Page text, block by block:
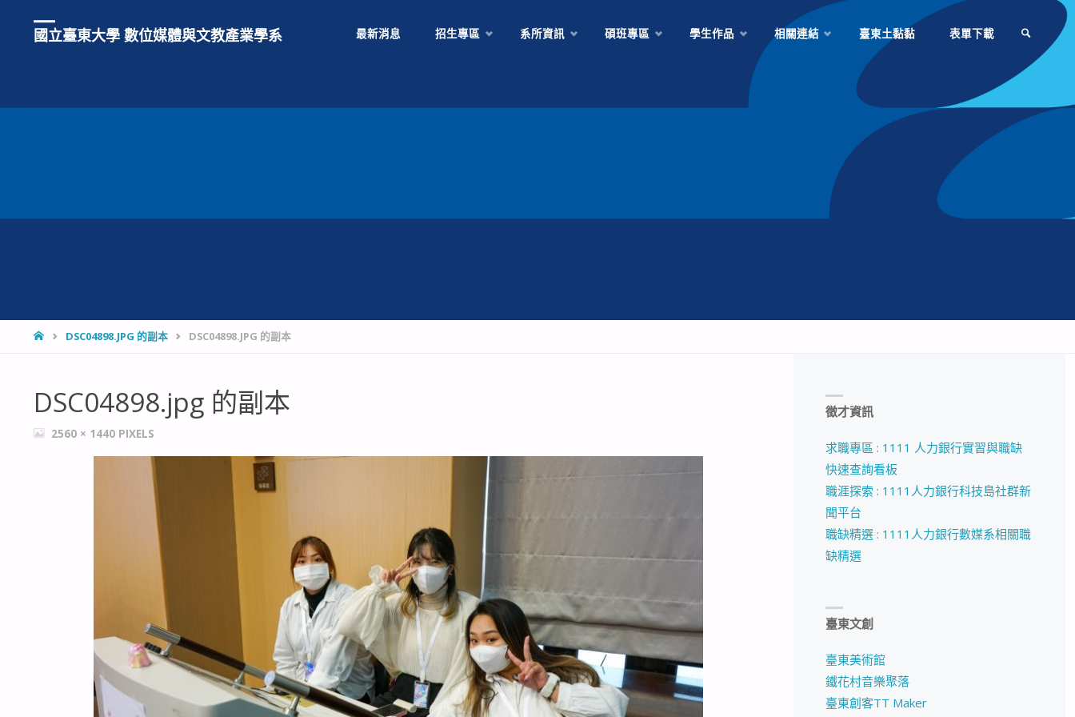
國立臺東大學 數位媒體與文教產業學系 最新消息 招生專區 系所資訊 碩班專區 學生作品 相關連結 臺東土黏黏 表單下載
HOMEDSC04898.JPG 的副本 DSC04898.JPG 的副本
DSC04898.jpg 的副本
FULL2560 × 1440 PIXELS
徵才資訊
求職專區 : 1111 人力銀行實習與職缺
快速查詢看板
職涯探索 : 1111人力銀行科技島社群新
聞平台
職缺精選 : 1111人力銀行數媒系相關職
缺精選
臺東文創
臺東美術館
鐵花村音樂聚落
臺東創客TT Maker